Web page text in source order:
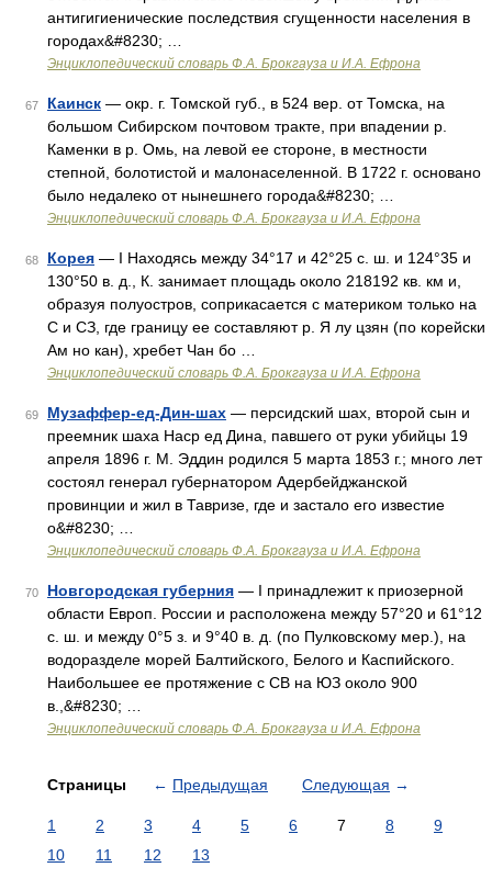
антигигиенические последствия сгущенности населения в
городах&#8230; …
Энциклопедический словарь Ф.А. Брокгауза и И.А. Ефрона
67 Каинск — окр. г. Томской губ., в 524 вер. от Томска, на
большом Сибирском почтовом тракте, при впадении р.
Каменки в р. Омь, на левой ее стороне, в местности
степной, болотистой и малонаселенной. В 1722 г. основано
было недалеко от нынешнего города&#8230; …
Энциклопедический словарь Ф.А. Брокгауза и И.А. Ефрона
68 Корея — I Находясь между 34°17 и 42°25 с. ш. и 124°35 и
130°50 в. д., К. занимает площадь около 218192 кв. км и,
образуя полуостров, соприкасается с материком только на
С и СЗ, где границу ее составляют р. Я лу цзян (по корейски
Ам но кан), хребет Чан бо …
Энциклопедический словарь Ф.А. Брокгауза и И.А. Ефрона
69 Музаффер-ед-Дин-шах — персидский шах, второй сын и
преемник шаха Наср ед Дина, павшего от руки убийцы 19
апреля 1896 г. М. Эддин родился 5 марта 1853 г.; много лет
состоял генерал губернатором Адербейджанской
провинции и жил в Тавризе, где и застало его известие
о&#8230; …
Энциклопедический словарь Ф.А. Брокгауза и И.А. Ефрона
70 Новгородская губерния — I принадлежит к приозерной
области Европ. России и расположена между 57°20 и 61°12
с. ш. и между 0°5 з. и 9°40 в. д. (по Пулковскому мер.), на
водоразделе морей Балтийского, Белого и Каспийского.
Наибольшее ее протяжение с СВ на ЮЗ около 900
в.,&#8230; …
Энциклопедический словарь Ф.А. Брокгауза и И.А. Ефрона
Страницы ← Предыдущая Следующая →
1 2 3 4 5 6 7 8
9
10
11 12 13